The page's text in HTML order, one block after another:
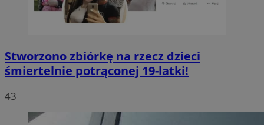
Stworzono zbiórkę na rzecz dzieci
śmiertelnie potrąconej 19-latki!
43